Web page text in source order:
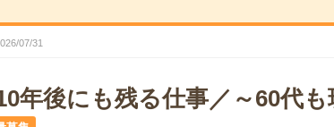
/07/31
年後にも残る仕事／～60代